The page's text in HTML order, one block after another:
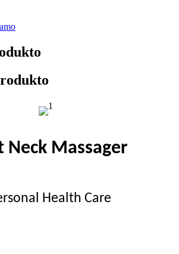
Massager
Health Care